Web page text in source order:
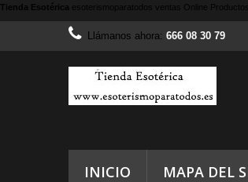
Tienda Esotérica esoterismoparatodos ventas Online
Llámanos ahora: 666 08 30 79
INICIO MAPA DEL